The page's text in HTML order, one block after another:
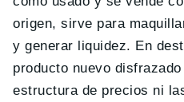
origen, sirve para
y generar liquidez. En
producto nuevo
estructura de precios ni